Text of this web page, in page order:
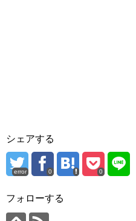
シェアする
error 0 0
フォローする